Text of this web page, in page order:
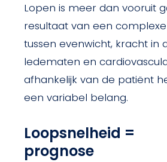
Lopen is meer dan vooruit
resultaat van een
tussen evenwicht, kracht in
ledematen en
afhankelijk van de patiënt
een variabel belang.
Loopsnelheid =
prognose